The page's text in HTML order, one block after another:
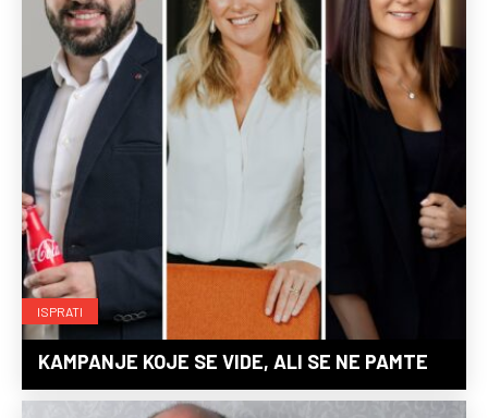
ISPRATI
KAMPANJE KOJE SE VIDE, ALI SE NE PAMTE